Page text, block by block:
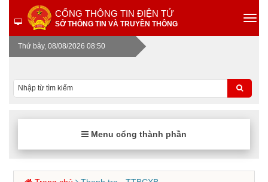
CỔNG THÔNG TIN ĐIỆN TỬ
SỞ THÔNG TIN VÀ TRUYỀN THÔNG
Thứ bảy, 08/08/2026 08:50
Menu cổng thành phần